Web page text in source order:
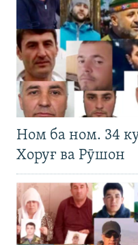
Ном ба ном. 34
Хоруғ ва Рӯшон